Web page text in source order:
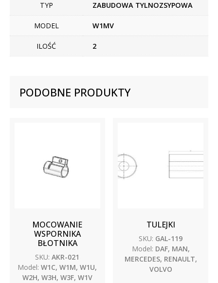
TYP ZABUDOWA TYLNOZSYPOWA
MODEL W1MV
ILOŚĆ 2
PODOBNE PRODUKTY
MOCOWANIE
WSPORNIKA
BŁOTNIKA
SKU: AKR-021
Model: W1C, W1M, W1U,
W2H, W3H, W3F, W1V
TULEJKI
SKU: GAL-119
Model: DAF, MAN,
MERCEDES, RENAULT,
VOLVO